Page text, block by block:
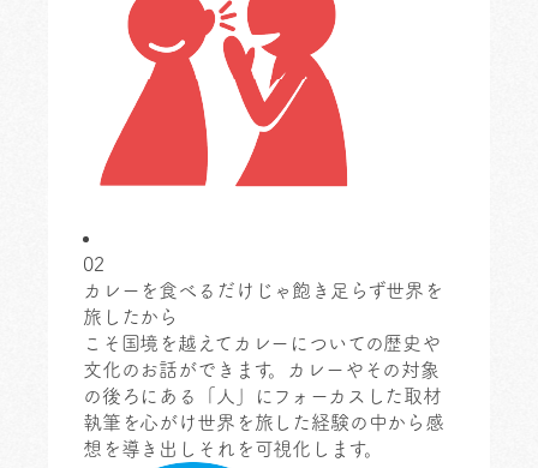
02
カレーを食べるだけじゃ飽き足らず世界を
旅したから
こそ国境を越えてカレーについての歴史や
文化のお話ができます。カレーやその対象
の後ろにある「人」にフォーカスした取材
執筆を心がけ世界を旅した経験の中から感
想を導き出しそれを可視化します。